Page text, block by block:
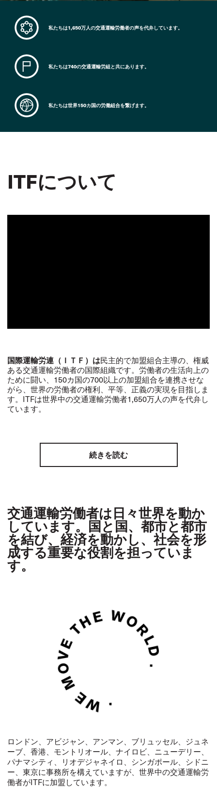
私たちは1,650万人の交通運輸労働者の声を代弁しています。
私たちは740の交通運輸労組と共にあります。
私たちは世界150カ国の労働組合を繋げます。
ITFについて
国際運輸労連（ＩＴＦ）は民主的で加盟組合主導の、権威
ある交通運輸労働者の国際組織です。労働者の生活向上の
ために闘い、 150カ国の700以上の加盟組合を連携させな
がら、世界の労働者の権利、平等、正義の実現を目指しま
す。 ITFは世界中の交通運輸労働者1,650万人の声を代弁し
ています。
続きを読む
交通運輸労働者は日々世界を動か
しています。国と国、都市と都市
を結び、経済を動かし、社会を形
成する重要な役割を担っていま
す。
ロンドン、アビジャン、アンマン、ブリュッセル、ジュネ
ーブ、香港、モントリオール、ナイロビ、ニューデリー、
パナマシティ、リオデジャネイロ、シンガポール、シドニ
ー、東京に事務所を構えていますが、世界中の交通運輸労
働者がITFに加盟しています。